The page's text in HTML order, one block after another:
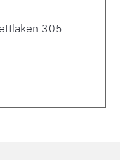
305